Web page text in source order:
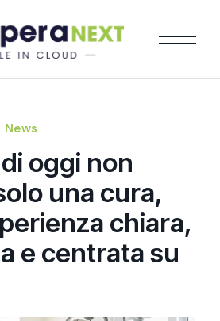
News
oggi non
una cura,
chiara,
e centrata su